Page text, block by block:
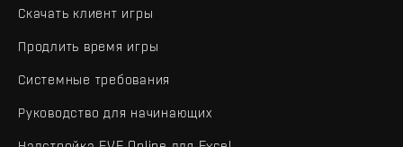
Скачать клиент игры
Продлить время игры
Системные требования
Руководство для начинающих